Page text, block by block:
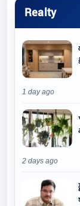
Realty
1 day ago
2 days ago